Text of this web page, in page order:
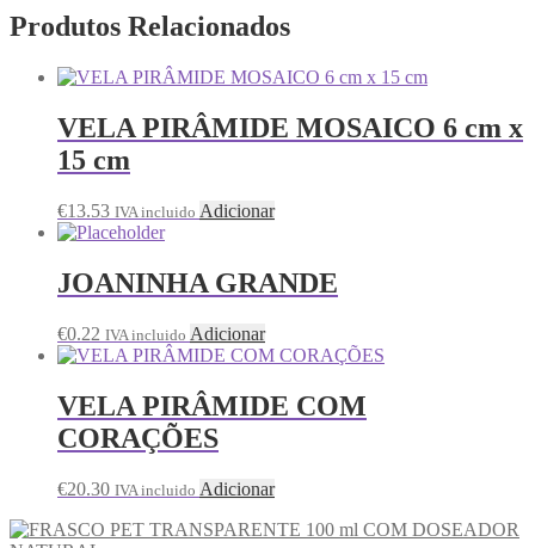
Produtos Relacionados
VELA PIRÂMIDE MOSAICO 6 cm x
15 cm
€13.53 IVA incluido Adicionar
JOANINHA GRANDE
€0.22 IVA incluido Adicionar
VELA PIRÂMIDE COM
CORAÇÕES
€20.30 IVA incluido Adicionar